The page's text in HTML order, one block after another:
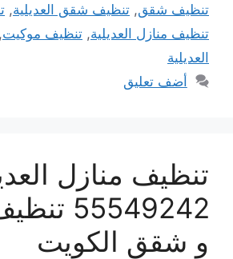
تنظيف شقق, تنظيف شقق العديلية,
تنظيف منازل العديلية, تنظيف موكيت,
العديلية
أضف تعليق
تنظيف منازل
و شقق الكويت